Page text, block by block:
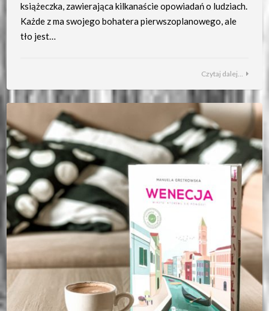
książeczka, zawierająca kilkanaście opowiadań o ludziach.
Każde z ma swojego bohatera pierwszoplanowego, ale
tło jest…
Czytaj dalej...